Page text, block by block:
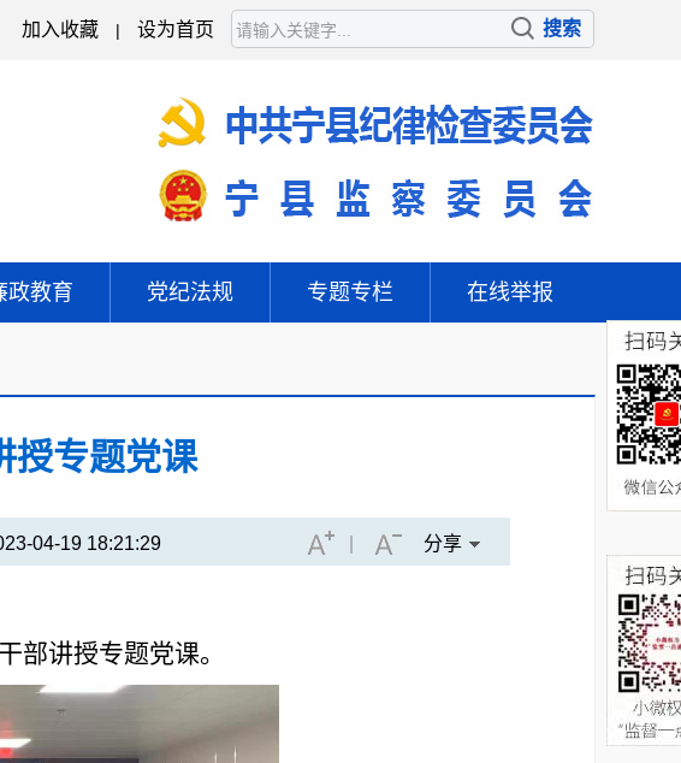
加入收藏 | 设为首页
政教育 党纪法规 专题专栏 在线举报
授专题党课
04-19 18:21:29 分享
部讲授专题党课。